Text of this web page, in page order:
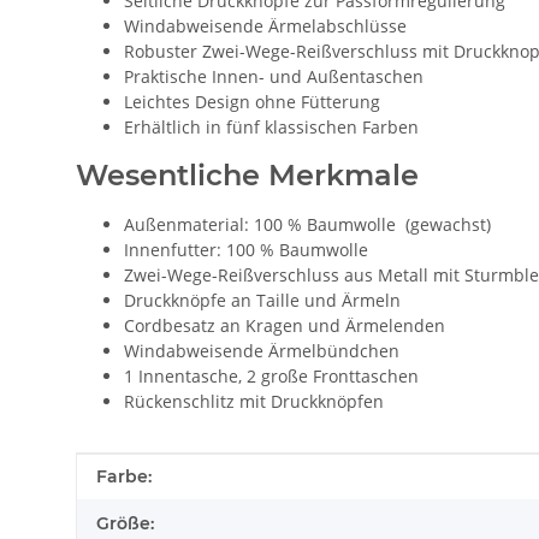
Windabweisende Ärmelabschlüsse
Robuster Zwei-Wege-Reißverschluss mit
Praktische Innen- und Außentaschen
Leichtes Design ohne Fütterung
Erhältlich in fünf klassischen Farben
Wesentliche Merkmale
Außenmaterial: 100 % Baumwolle (gewachst)
Innenfutter: 100 % Baumwolle
Zwei-Wege-Reißverschluss aus Metall mit
Druckknöpfe an Taille und Ärmeln
Cordbesatz an Kragen und Ärmelenden
Windabweisende Ärmelbündchen
1 Innentasche, 2 große Fronttaschen
Rückenschlitz mit Druckknöpfen
Produkteigenschaft
Wert
Farbe:
Größe: